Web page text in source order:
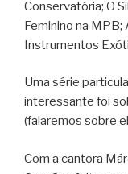
Conservatória; O
Feminino na
Instrumentos
Uma série
interessante foi
(falaremos sobre
Com a cantora